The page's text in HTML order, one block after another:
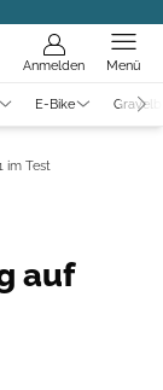
Anmelden Menü
E-Bike
im Test
auf